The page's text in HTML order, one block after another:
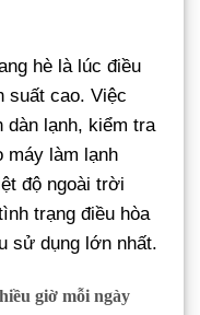
hè là lúc điều
suất cao. Việc
dàn lạnh, kiểm tra
máy làm lạnh
độ ngoài trời
trạng điều hòa
sử dụng lớn nhất.
giờ mỗi ngày